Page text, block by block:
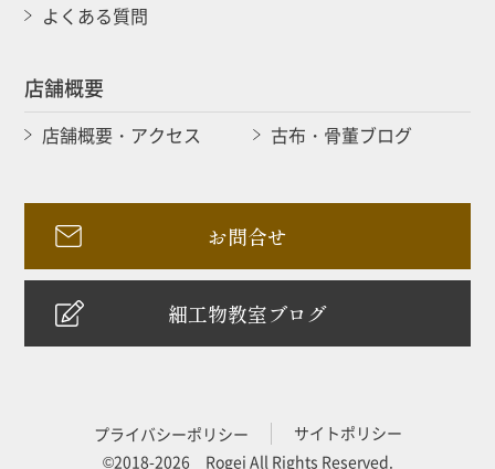
よくある質問
店舗概要
店舗概要・アクセス 古布・骨董ブログ
お問合せ
細工物教室ブログ
プライバシーポリシー
サイトポリシー
©2018-2026 Rogei All Rights Reserved.